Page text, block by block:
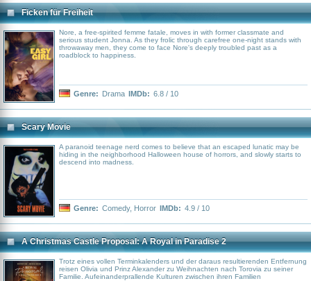
Ficken für Freiheit
Nore, a free-spirited femme fatale, moves in with former classmate and
serious student Jonna. As they frolic through carefree one-night stands with
throwaway men, they come to face Nore's deeply troubled past as a
roadblock to happiness.
Genre: Drama IMDb: 6.8 / 10
Scary Movie
A paranoid teenage nerd comes to believe that an escaped lunatic may be
hiding in the neighborhood Halloween house of horrors, and slowly starts to
descend into madness.
Genre: Comedy, Horror IMDb: 4.9 / 10
A Christmas Castle Proposal: A Royal in Paradise 2
Trotz eines vollen Terminkalenders und der daraus resultierenden Entfernung
reisen Olivia und Prinz Alexander zu Weihnachten nach Torovia zu seiner
Familie. Aufeinanderprallende Kulturen zwischen ihren Familien